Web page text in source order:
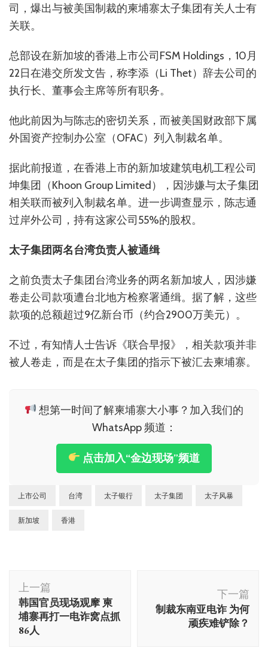
司，爆出与被美国制裁的柬埔寨太子集团有关人士有
关联。
总部设在新加坡的香港上市公司FSM Holdings，10月
22日在港交所发文告，称李添（Li Thet）辞去公司的
执行长、董事会主席等所有职务。
他此前因为与陈志的密切关系，而被美国财政部下属
外国资产控制办公室（OFAC）列入制裁名单。
据此前报道，在香港上市的新加坡建筑电机工程公司
坤集团（Khoon Group Limited），因涉嫌与太子集团
相关联而被列入制裁名单。进一步调查显示，陈志通
过岸外公司，持有这家公司55%的股权。
太子集团两名台湾负责人被通缉
之前负责太子集团台湾业务的两名新加坡人，因涉嫌
卷走公司款项遭台北地方检察署通缉。据了解，这些
款项的总额超过9亿新台币（约合2900万美元）。
不过，有知情人士告诉《联合早报》，相关款项并非
被人卷走，而是在太子集团的指示下被汇去柬埔寨。
想第一时间了解柬埔寨大小事？加入我们的
WhatsApp 频道：
点击加入“金边现场”频道
上市公司 台湾 太子银行 太子集团 太子风暴
新加坡 香港
博
文
导
航
上一篇
韩国官员现场观摩 柬
埔寨再打一电诈窝点抓
86人
下一篇
制裁东南亚电诈 为何
顽疾难铲除？